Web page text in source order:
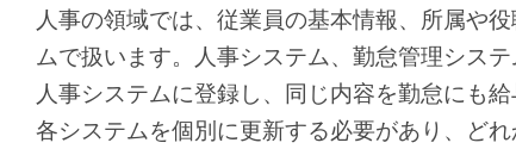
人事の領域では、従業員の基本情報、所属や
ムで扱います。人事システム、勤怠管理シス
人事システムに登録し、同じ内容を勤怠にも
各システムを個別に更新する必要があり、ど